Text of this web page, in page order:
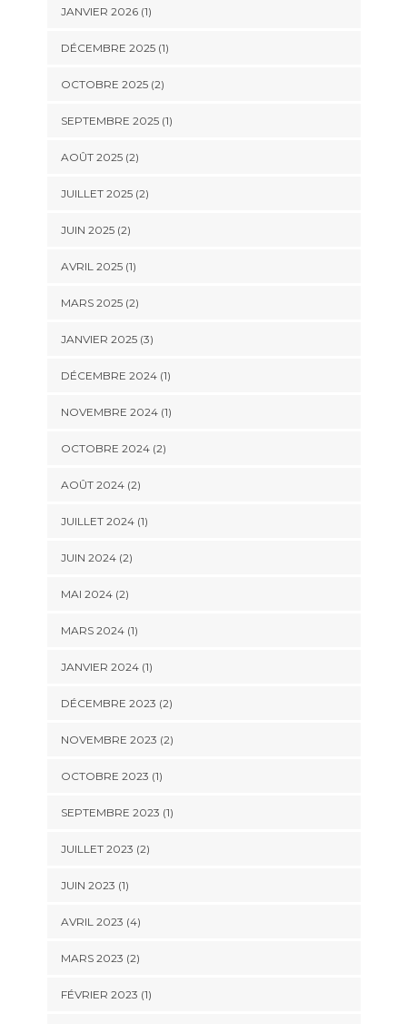
JANVIER 2026(1)
DÉCEMBRE 2025(1)
OCTOBRE 2025(2)
SEPTEMBRE 2025(1)
AOÛT 2025(2)
JUILLET 2025(2)
JUIN 2025(2)
AVRIL 2025(1)
MARS 2025(2)
JANVIER 2025(3)
DÉCEMBRE 2024(1)
NOVEMBRE 2024(1)
OCTOBRE 2024(2)
AOÛT 2024(2)
JUILLET 2024(1)
JUIN 2024(2)
MAI 2024(2)
MARS 2024(1)
JANVIER 2024(1)
DÉCEMBRE 2023 (2)
NOVEMBRE 2023 (2)
OCTOBRE 2023 (1)
SEPTEMBRE 2023 (1)
JUILLET 2023 (2)
JUIN 2023 (1)
AVRIL 2023 (4)
MARS 2023 (2)
FÉVRIER 2023 (1)